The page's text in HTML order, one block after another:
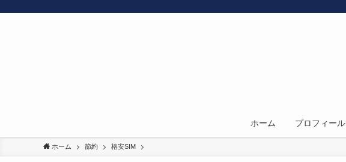
ホーム プロフィール
ホーム 節約 格安SIM